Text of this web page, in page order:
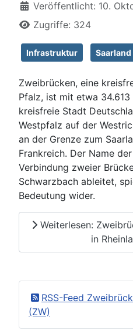
Veröffentlicht: 10.
Zugriffe: 324
Infrastruktur Saarland
Zweibrücken, eine
Pfalz, ist mit etwa
kreisfreie Stadt
Westpfalz auf der
an der Grenze zum
Frankreich. Der Name
Verbindung zweier
Schwarzbach ableitet,
Bedeutung wider.
Weiterlesen:
in
RSS-Feed
(ZW)